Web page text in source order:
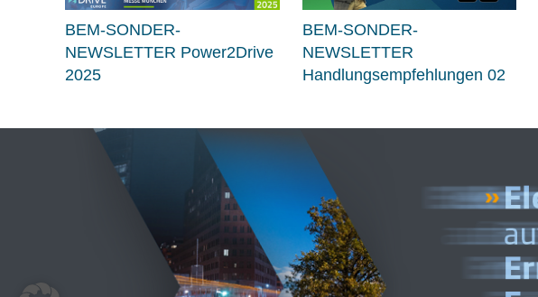
BEM-SONDER-
NEWSLETTER Power2Drive
2025
BEM-SONDER-
NEWSLETTER
Handlungsempfehlungen 02